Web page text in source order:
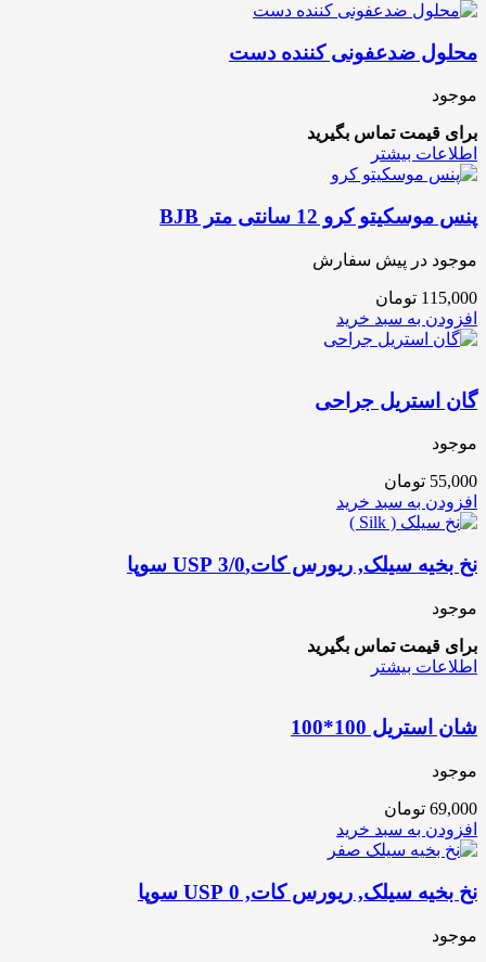
محلول ضدعفونی کننده دست
موجود
برای قیمت تماس بگیرید
اطلاعات بیشتر
پنس موسکیتو کرو 12 سانتی متر BJB
موجود در پیش سفارش
115,000 تومان
افزودن به سبد خرید
گان استریل جراحی
موجود
55,000 تومان
افزودن به سبد خرید
نخ بخیه سیلک, ریورس کات,3/0 USP سوپا
موجود
برای قیمت تماس بگیرید
اطلاعات بیشتر
شان استریل 100*100
موجود
69,000 تومان
افزودن به سبد خرید
نخ بخیه سیلک, ریورس کات, 0 USP سوپا
موجود